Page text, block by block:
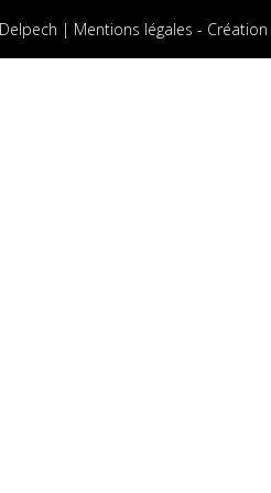
| Mentions légales -